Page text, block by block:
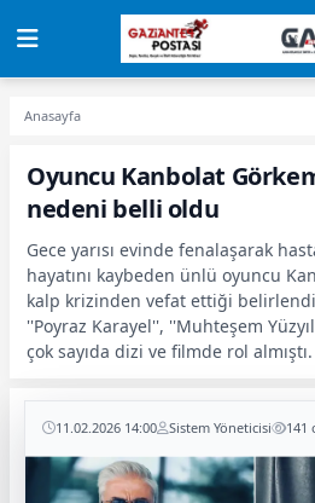
Anasayfa
Oyuncu Kanbolat
nedeni belli oldu
Gece yarısı evinde fenalaşarak
hayatını kaybeden ünlü oyuncu
kalp krizinden vefat ettiği
''Poyraz Karayel'', ''Muhteşem
çok sayıda dizi ve filmde rol almıştı.
11.02.2026 14:00 Sistem Yöneticisi 141